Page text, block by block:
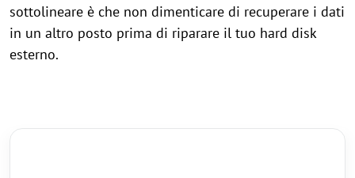
sottolineare è che non dimenticare di recuperare i dati
in un altro posto prima di riparare il tuo hard disk
esterno.